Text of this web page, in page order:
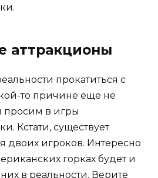
аттракционы
прокатиться с
то причине еще не
просим в игры
Кстати, существует
двоих игроков. Интересно
горках будет и
них в реальности. Верите